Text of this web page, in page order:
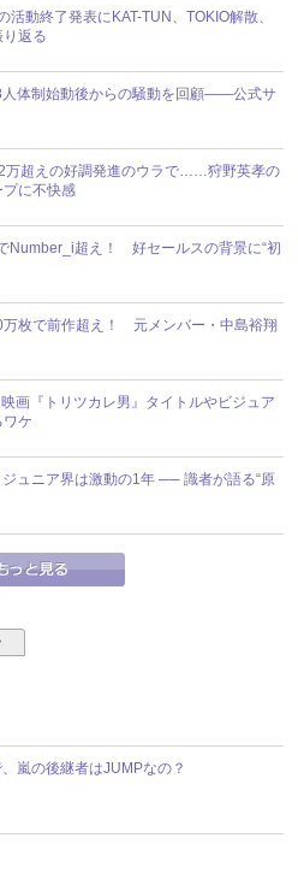
活動終了発表にKAT-TUN、TOKIO解散、
返る
人体制始動後からの騒動を回顧――公式サ
万超えの好調発進のウラで……狩野英孝の
に不快感
Number_i超え！ 好セールスの背景に“初
万枚で前作超え！ 元メンバー・中島裕翔
画『トリツカレ男』タイトルやビジュア
ケ
ュニア界は激動の1年 ── 識者が語る“原
嵐の後継者はJUMPなの？